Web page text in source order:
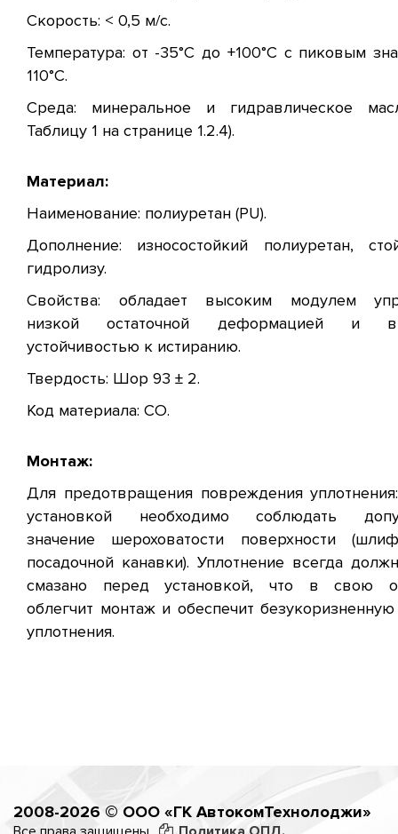
Скорость: < 0,5 м/с.
Температура: от -35°C до +100°C с пиковым
110°C.
Среда: минеральное и гидравлическое
Таблицу 1 на странице 1.2.4).
Материал:
Наименование: полиуретан (PU).
Дополнение: износостойкий полиуретан,
гидролизу.
Свойства: обладает высоким модулем
низкой остаточной деформацией и
устойчивостью к истиранию.
Твердость: Шор 93 ± 2.
Код материала: CO.
Монтаж:
Для предотвращения повреждения
установкой необходимо соблюдать
значение шероховатости поверхности
посадочной канавки). Уплотнение всегда
смазано перед установкой, что в свою
облегчит монтаж и обеспечит
уплотнения.
2008-2026 © ООО «ГК АвтокомТехнолоджи»